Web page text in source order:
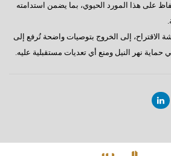
على هذا المورد الحيوي، بما يضمن استدامته
الاقتراح، إلى الخروج بتوصيات واضحة تُرفع إلى
حماية نهر النيل ومنع أي تعديات مستقبلية عليه.